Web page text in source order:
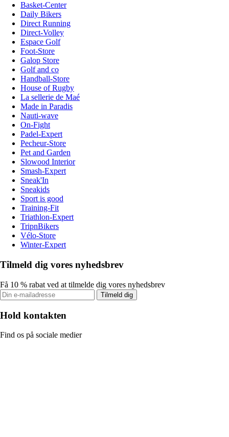
Basket-Center
Daily Bikers
Direct Running
Direct-Volley
Espace Golf
Foot-Store
Galop Store
Golf and co
Handball-Store
House of Rugby
La sellerie de Maé
Made in Paradis
Nauti-wave
On-Fight
Padel-Expert
Pecheur-Store
Pet and Garden
Slowood Interior
Smash-Expert
Sneak'In
Sneakids
Sport is good
Training-Fit
Triathlon-Expert
TripnBikers
Vélo-Store
Winter-Expert
Tilmeld dig vores nyhedsbrev
Få 10 % rabat ved at tilmelde dig vores nyhedsbrev
Tilmeld dig
Hold kontakten
Find os på sociale medier